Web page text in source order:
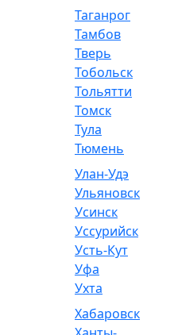
Таганрог
Тамбов
Тверь
Тобольск
Тольятти
Томск
Тула
Тюмень
Улан-Удэ
Ульяновск
Усинск
Уссурийск
Усть-Кут
Уфа
Ухта
Хабаровск